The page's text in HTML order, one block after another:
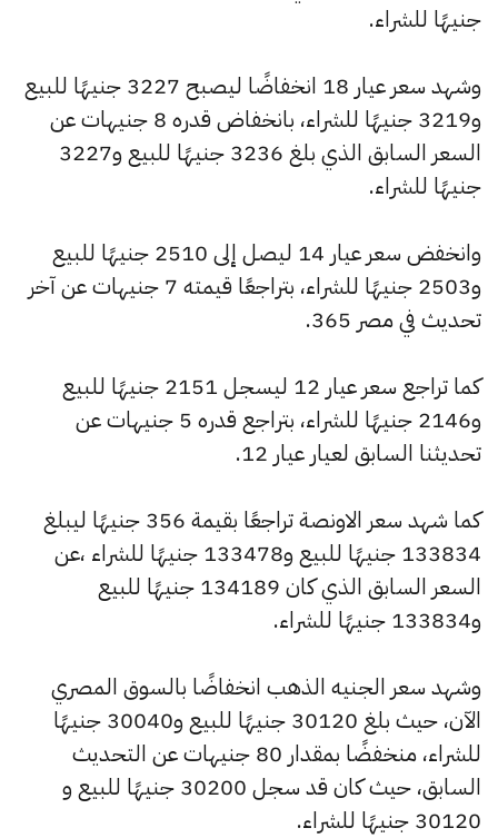
جنيهًا للشراء.
وشهد سعر عيار 18 انخفاضًا ليصبح 3227 جنيهًا للبيع
و3219 جنيهًا للشراء، بانخفاض قدره 8 جنيهات عن
السعر السابق الذي بلغ 3236 جنيهًا للبيع و3227
جنيهًا للشراء.
وانخفض سعر عيار 14 ليصل إلى 2510 جنيهًا للبيع
و2503 جنيهًا للشراء، بتراجعًا قيمته 7 جنيهات عن آخر
تحديث في مصر 365.
كما تراجع سعر عيار 12 ليسجل 2151 جنيهًا للبيع
و2146 جنيهًا للشراء، بتراجع قدره 5 جنيهات عن
تحديثنا السابق لعيار عيار 12.
كما شهد سعر الاونصة تراجعًا بقيمة 356 جنيهًا ليبلغ
133834 جنيهًا للبيع و133478 جنيهًا للشراء ،عن
السعر السابق الذي كان 134189 جنيهًا للبيع
و133834 جنيهًا للشراء.
وشهد سعر الجنيه الذهب انخفاضًا بالسوق المصري
الآن، حيث بلغ 30120 جنيهًا للبيع و30040 جنيهًا
للشراء، منخفضًا بمقدار 80 جنيهات عن التحديث
السابق، حيث كان قد سجل 30200 جنيهًا للبيع و
30120 جنيهًا للشراء.